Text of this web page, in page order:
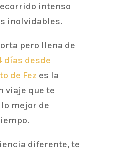
intenso
inolvidables.
pero llena de
días desde
de Fez es la
viaje que te
mejor de
diferente, te